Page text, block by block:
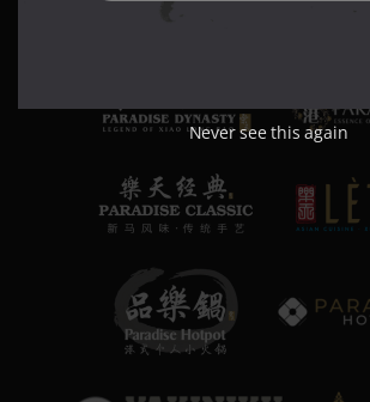
Never see this again